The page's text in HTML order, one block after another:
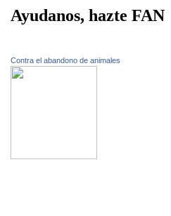
Ayudanos, hazte FAN
Contra el abandono de animales